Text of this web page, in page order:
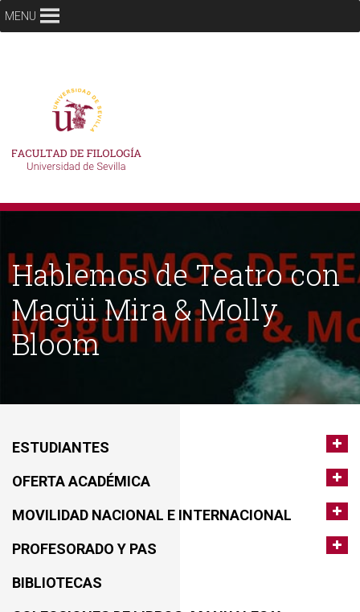
MENU
Hablemos de Teatro con
Magüi Mira & Molly
Bloom
ESTUDIANTES
OFERTA ACADÉMICA
MOVILIDAD NACIONAL E INTERNACIONAL
PROFESORADO Y PAS
BIBLIOTECAS